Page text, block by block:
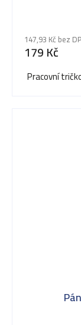
147,93 Kč bez
179 Kč
Pracovní